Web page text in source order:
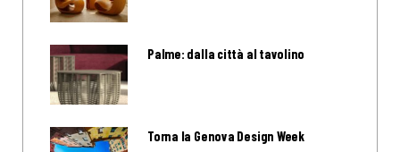
Palme: dalla città al tavolino
Torna la Genova Design Week